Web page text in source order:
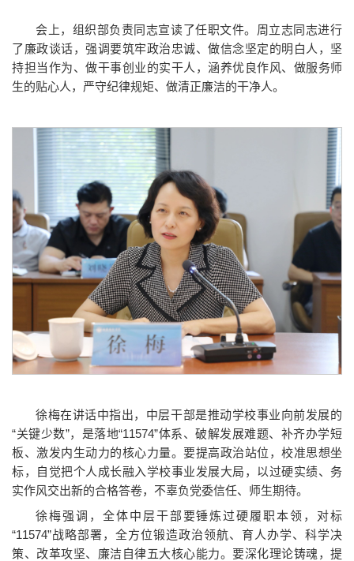
会上，组织部负责同志宣读了任职文件。周立志同志进行
了廉政谈话，强调要筑牢政治忠诚、做信念坚定的明白人，坚
持担当作为、做干事创业的实干人，涵养优良作风、做服务师
生的贴心人，严守纪律规矩、做清正廉洁的干净人。
徐梅在讲话中指出，中层干部是推动学校事业向前发展的
“关键少数”，是落地“11574”体系、破解发展难题、补齐办学短
板、激发内生动力的核心力量。要提高政治站位，校准思想坐
标，自觉把个人成长融入学校事业发展大局，以过硬实绩、务
实作风交出新的合格答卷，不辜负党委信任、师生期待。
徐梅强调，全体中层干部要锤炼过硬履职本领，对标
“11574”战略部署，全方位锻造政治领航、育人办学、科学决
策、改革攻坚、廉洁自律五大核心能力。要深化理论铸魂，提